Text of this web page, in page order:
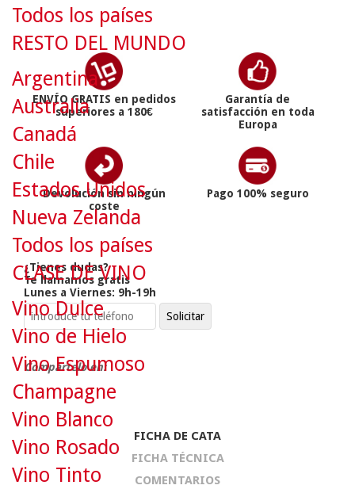
ENVÍO GRATIS en pedidos
superiores a 180€
Garantía de
satisfacción en toda
Europa
Devolución sin ningún
coste
Pago 100% seguro
¿Tienes dudas?
Te llamamos gratis
Lunes a Viernes: 9h-19h
Compártelo en:
FICHA DE CATA
FICHA TÉCNICA
COMENTARIOS
Todos los países
RESTO DEL MUNDO
Argentina
Australia
Canadá
Chile
Estados Unidos
Nueva Zelanda
Todos los países
CLASE DE VINO
Vino Dulce
Vino de Hielo
Vino Espumoso
Champagne
Vino Blanco
Vino Rosado
Vino Tinto